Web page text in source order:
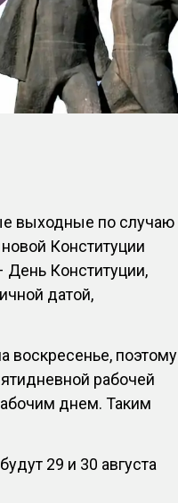
выходные по случаю
Конституции
День Конституции,
датой,
воскресенье, поэтому
рабочей
днем. Таким
29 и 30 августа